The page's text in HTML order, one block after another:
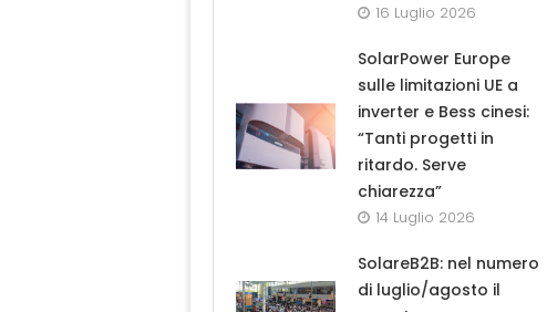
16 Luglio 2026
SolarPower Europe
sulle limitazioni UE a
inverter e Bess cinesi:
“Tanti progetti in
ritardo. Serve
chiarezza”
14 Luglio 2026
SolareB2B: nel numero
di luglio/agosto il